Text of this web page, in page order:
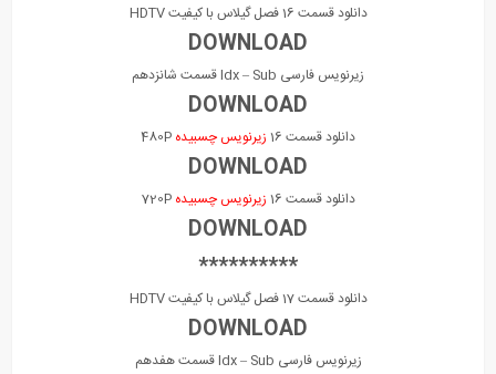
دانلود قسمت 16 فصل گیلاس با کیفیت HDTV
DOWNLOAD
زیرنویس فارسی Idx – Sub قسمت شانزدهم
DOWNLOAD
دانلود قسمت 16 زیرنویس چسبیده
DOWNLOAD
دانلود قسمت 16 زیرنویس چسبیده 720P
DOWNLOAD
**********
دانلود قسمت 17 فصل گیلاس با کیفیت HDTV
DOWNLOAD
زیرنویس فارسی Idx – Sub قسمت هفدهم